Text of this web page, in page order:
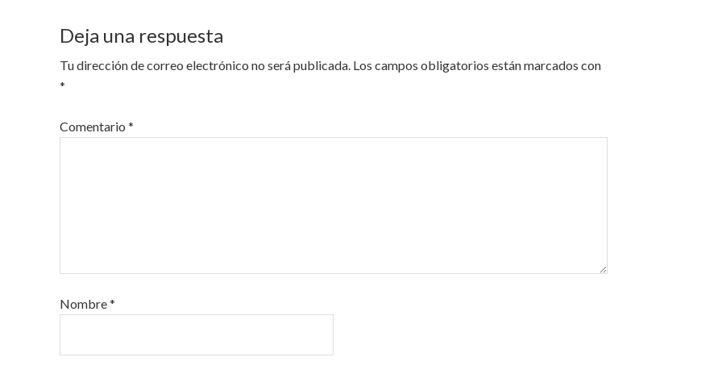
Deja una respuesta
Tu dirección de correo electrónico no será publicada. Los campos obligatorios están marcados con
*
Comentario *
Nombre*